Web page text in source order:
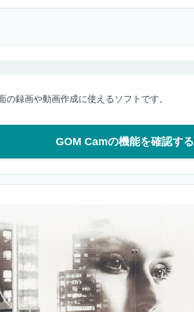
の録画や動画作成に使えるソフトです。
GOM Camの機能を確認する